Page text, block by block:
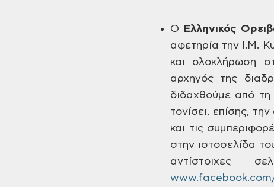
Ο Ελληνικός
αφετηρία την Ι.Μ.
και ολοκλήρωση
αρχηγός της
διδαχθούμε από
τονίσει, επίσης,
και τις
στην ιστοσελίδα
αντίστοιχες